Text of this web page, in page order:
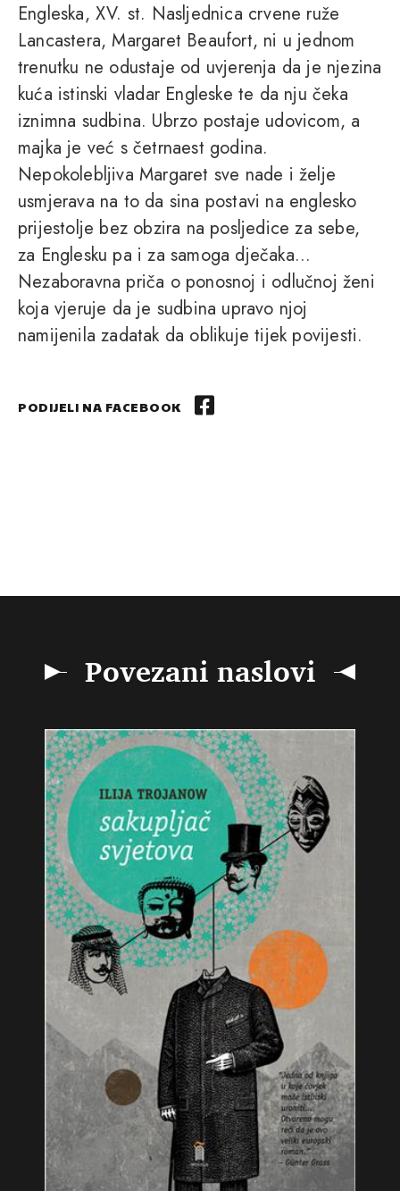
Engleska, XV. st. Nasljednica crvene ruže
Lancastera, Margaret Beaufort, ni u jednom
trenutku ne odustaje od uvjerenja da je njezina
kuća istinski vladar Engleske te da nju čeka
iznimna sudbina. Ubrzo postaje udovicom, a
majka je već s četrnaest godina.
Nepokolebljiva Margaret sve nade i želje
usmjerava na to da sina postavi na englesko
prijestolje bez obzira na posljedice za sebe,
za Englesku pa i za samoga dječaka...
Nezaboravna priča o ponosnoj i odlučnoj ženi
koja vjeruje da je sudbina upravo njoj
namijenila zadatak da oblikuje tijek povijesti.
PODIJELI NA FACEBOOK
Povezani naslovi